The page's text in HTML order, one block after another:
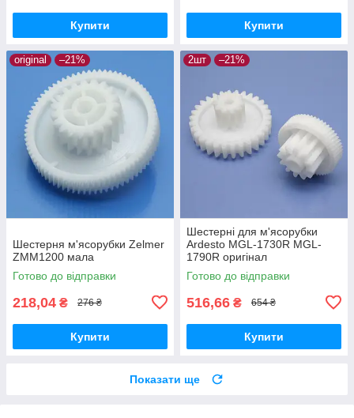
Купити Купити
original –21%
Шестерня м'ясорубки Zelmer
ZMM1200 мала
Готово до відправки
218,04 ₴ 276 ₴
Купити
2шт –21%
Шестерні для м'ясорубки
Ardesto MGL-1730R MGL-
1790R оригінал
Готово до відправки
516,66 ₴ 654 ₴
Купити
Показати ще